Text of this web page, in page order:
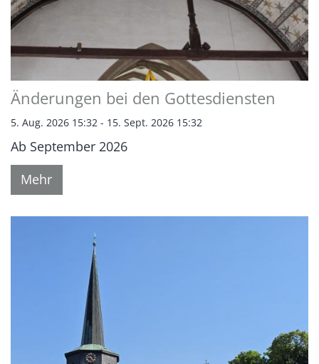
Änderungen bei den Gottesdiensten
5. Aug. 2026 15:32 - 15. Sept. 2026 15:32
Ab September 2026
Mehr